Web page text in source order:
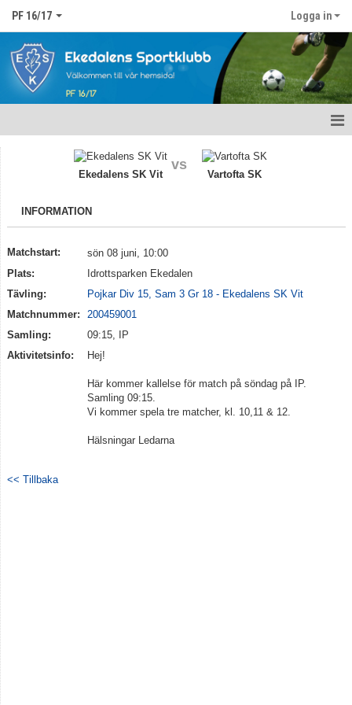
PF 16/17 Logga in
Kalender
Matcher
Bildgalleri
Dokument
Ekedalens SK Vit
vs
Vartofta SK
INFORMATION
Matchstart:
sön 08 juni, 10:00
Plats:
Idrottsparken Ekedalen
Tävling:
Pojkar Div 15, Sam 3 Gr 18 - Ekedalens SK Vit
Matchnummer:
200459001
Samling:
09:15, IP
Aktivitetsinfo:
Hej!
Här kommer kallelse för match på söndag på IP.
Samling 09:15.
Vi kommer spela tre matcher, kl. 10,11 & 12.
Hälsningar Ledarna
<< Tillbaka